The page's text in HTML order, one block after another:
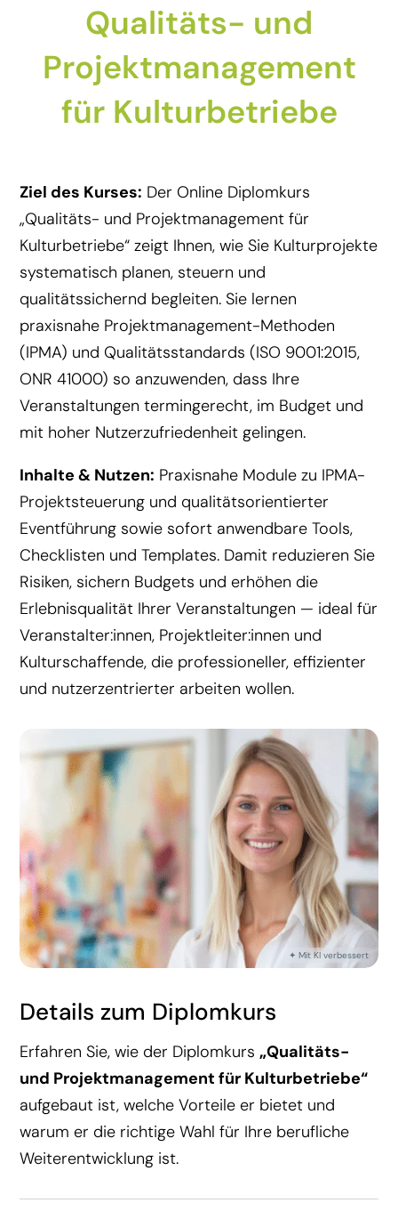
Qualitäts- und
Projektmanagement
für Kulturbetriebe
Ziel des Kurses: Der Online Diplomkurs
„Qualitäts- und Projektmanagement für
Kulturbetriebe“ zeigt Ihnen, wie Sie Kulturprojekte
systematisch planen, steuern und
qualitätssichernd begleiten. Sie lernen
praxisnahe Projektmanagement-Methoden
(IPMA) und Qualitätsstandards (ISO 9001:2015,
ONR 41000) so anzuwenden, dass Ihre
Veranstaltungen termingerecht, im Budget und
mit hoher Nutzerzufriedenheit gelingen.
Inhalte & Nutzen: Praxisnahe Module zu IPMA-
Projektsteuerung und qualitätsorientierter
Eventführung sowie sofort anwendbare Tools,
Checklisten und Templates. Damit reduzieren Sie
Risiken, sichern Budgets und erhöhen die
Erlebnisqualität Ihrer Veranstaltungen — ideal für
Veranstalter:innen, Projektleiter:innen und
Kulturschaffende, die professioneller, effizienter
und nutzerzentrierter arbeiten wollen.
Details zum Diplomkurs
Erfahren Sie, wie der Diplomkurs „Qualitäts-
und Projektmanagement für Kulturbetriebe“
aufgebaut ist, welche Vorteile er bietet und
warum er die richtige Wahl für Ihre berufliche
Weiterentwicklung ist.